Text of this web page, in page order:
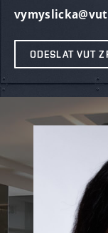
ODESLAT VUT